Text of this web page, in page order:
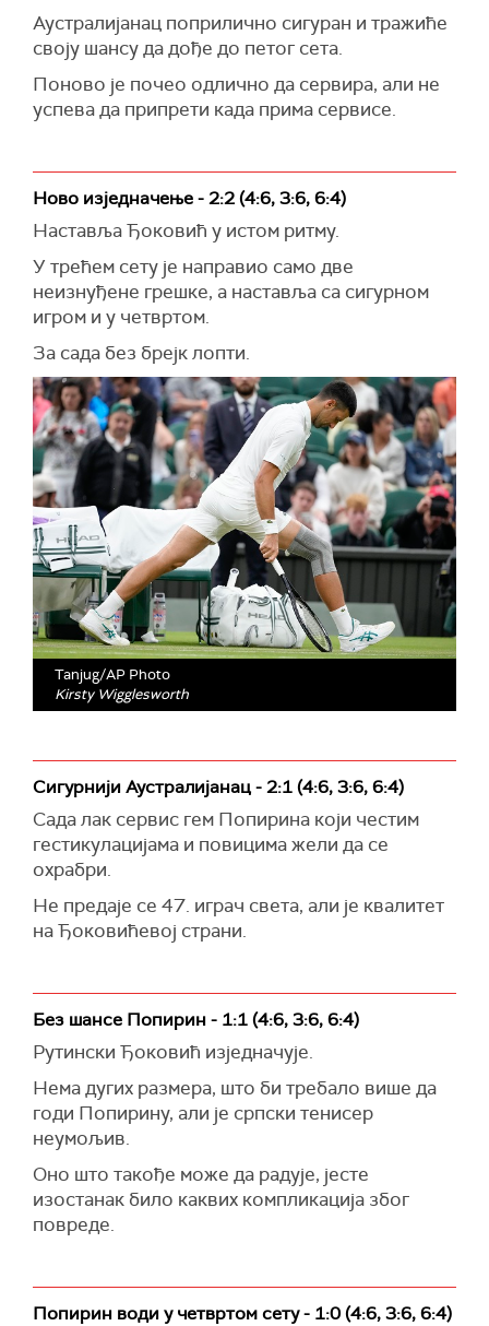
Аустралијанац поприлично сигуран и тражиће
своју шансу да дође до петог сета.
Поново је почео одлично да сервира, али не
успева да припрети када прима сервисе.
Ново изједначење - 2:2 (4:6, 3:6, 6:4)
Наставља Ђоковић у истом ритму.
У трећем сету је направио само две
неизнуђене грешке, а наставља са сигурном
игром и у четвртом.
За сада без брејк лопти.
Tanjug/AP Photo
Kirsty Wigglesworth
Сигурнији Аустралијанац - 2:1 (4:6, 3:6, 6:4)
Сада лак сервис гем Попирина који честим
гестикулацијама и повицима жели да се
охрабри.
Не предаје се 47. играч света, али је квалитет
на Ђоковићевој страни.
Без шансе Попирин - 1:1 (4:6, 3:6, 6:4)
Рутински Ђоковић изједначује.
Нема дугих размера, што би требало више да
годи Попирину, али је српски тенисер
неумољив.
Оно што такође може да радује, јесте
изостанак било каквих компликација због
повреде.
Попирин води у четвртом сету - 1:0 (4:6, 3:6, 6:4)